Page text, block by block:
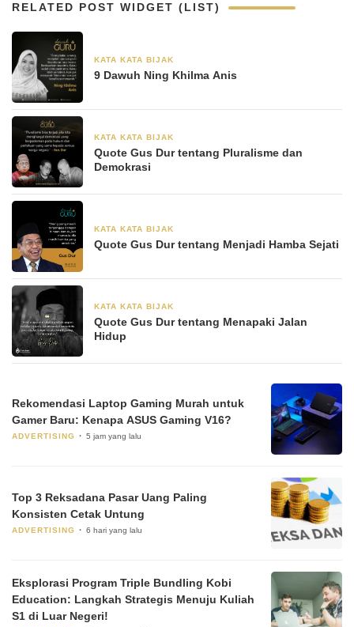
RELATED POST WIDGET (LIST)
KATA KATA BIJAK
9 Dawuh Ning Khilma Anis
KATA KATA BIJAK
Quote Gus Dur tentang Pluralisme dan
Demokrasi
KATA KATA BIJAK
Quote Gus Dur tentang Menjadi Hamba Sejati
KATA KATA BIJAK
Quote Gus Dur tentang Menapaki Jalan
Hidup
Rekomendasi Laptop Gaming Murah untuk
Gamer Baru: Kenapa ASUS Gaming V16?
ADVERTISING 5 jam yang lalu
Top 3 Reksadana Pasar Uang Paling
Konsisten Cetak Untung
ADVERTISING 6 hari yang lalu
Eksplorasi Program Triple Bundling Kobi
Education: Langkah Strategis Menuju Kuliah
S1 di Luar Negeri!